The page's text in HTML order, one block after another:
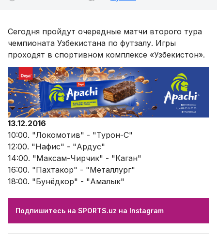
Сегодня пройдут очередные матчи второго тура
чемпионата Узбекистана по футзалу. Игры
проходят в спортивном комплексе «Узбекистон».
13.12.2016
10:00. "Локомотив" - "Турон-С"
12:00. "Нафис" - "Ардус"
14:00. "Максам-Чирчик" - "Каган"
16:00. "Пахтакор" - "Металлург"
18:00. "Бунёдкор" - "Амалык"
Подпишитесь на SPORTS.uz на Instagram